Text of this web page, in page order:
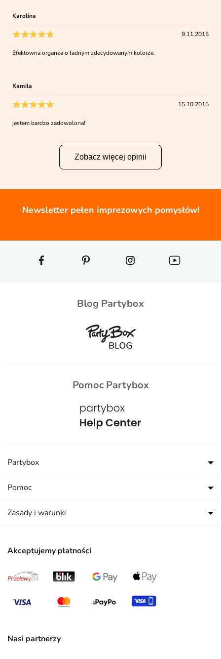
Karolina
9.11.2015
Efektowna organza o ładnym zdecydowanym kolorze.
Kamila
15.10.2015
jestem bardzo zadowolona!
Zobacz więcej opinii
Newsletter pełen imprezowych pomysłów!
Blog Partybox
Pomoc Partybox
Akceptujemy płatności
Nasi partnerzy
Partybox
Pomoc
Zasady i warunki